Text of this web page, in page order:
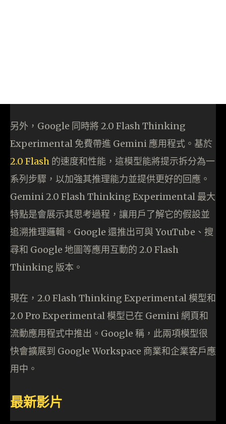
另外，Google 同時將 2.0 Flash Thinking
Experimental 免費帶進 Gemini 應用程式。基於
2.0 Flash 的速度和性能，這模型能將提示拆分為一
系列步驟，以加強其推理能力並提供更好的回應。
Gemini 2.0 Flash Thinking Experimental 最大
特點是會展示其思考過程，讓用戶了解它的假設並
追溯推理邏輯。Google 還推出可與 YouTube、搜
尋和 Google 地圖等應用互動的 2.0 Flash
Thinking 版本。
現在，2.0 Flash Thinking Experimental 模型和
2.0 Pro Experimental 模型已在 Gemini 網頁和
流動應用程式中推出。Google 稱，此兩項模型很
快會擴展到 Google Workspace 商業和企業客戶應
用中。
最新影片